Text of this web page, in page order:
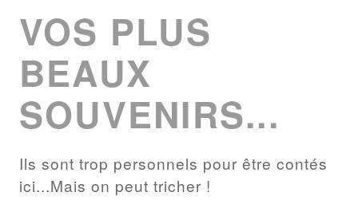
VOS PLUS
BEAUX
SOUVENIRS...
Ils sont trop personnels pour être contés
ici...Mais on peut tricher !